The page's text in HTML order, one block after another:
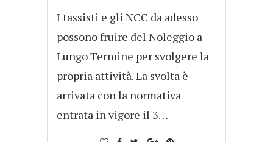
I tassisti e gli NCC da adesso
possono fruire del Noleggio a
Lungo Termine per svolgere la
propria attività. La svolta è
arrivata con la normativa
entrata in vigore il 3…